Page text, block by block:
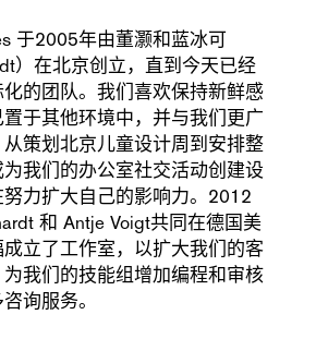
于2005年由董灏和蓝冰可
）在北京创立，直到今天已经
的团队。我们喜欢保持新鲜感
于其他环境中，并与我们更广
策划北京儿童设计周到安排整
我们的办公室社交活动创建设
力扩大自己的影响力。2012
和 Antje Voigt共同在德国美
立了工作室，以扩大我们的客
我们的技能组增加编程和审核
询服务。